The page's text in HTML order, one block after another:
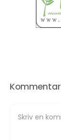
Kommentar